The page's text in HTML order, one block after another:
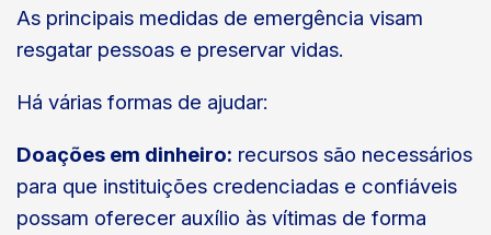
As principais medidas de emergência visam
resgatar pessoas e preservar vidas.
Há várias formas de ajudar:
Doações em dinheiro: recursos são necessários
para que instituições credenciadas e confiáveis
possam oferecer auxílio às vítimas de forma